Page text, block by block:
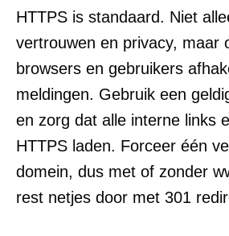
HTTPS is standaard. Niet
vertrouwen en privacy, maar
browsers en gebruikers
meldingen. Gebruik een
en zorg dat alle interne links
HTTPS laden. Forceer één
domein, dus met of zonder
rest netjes door met 301